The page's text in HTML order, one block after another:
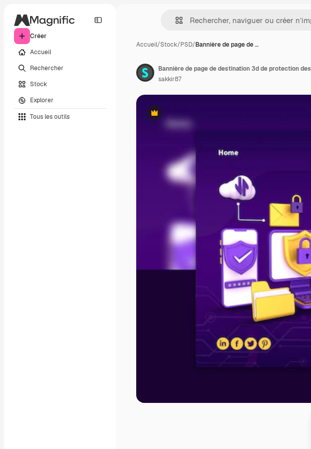
Créer
Accueil
Rechercher
Stock
Explorer
Tous les outils
Accueil/Stock/PSD/Bannière de page de …
Premium
Bannière de page de destination 3d de protection
sakkir87